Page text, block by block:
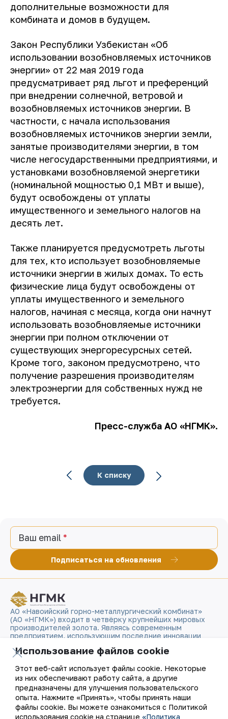
дополнительные возможности для
комбината и домов в будущем.
Закон Республики Узбекистан «Об
использовании возобновляемых источников
энергии» от 22 мая 2019 года
предусматривает ряд льгот и преференций
при внедрении солнечной, ветровой и
возобновляемых источников энергии. В
частности, с начала использования
возобновляемых источников энергии земли,
занятые производителями энергии, в том
числе негосударственными предприятиями, и
установками возобновляемой энергетики
(номинальной мощностью 0,1 МВт и выше),
будут освобождены от уплаты
имущественного и земельного налогов на
десять лет.
Также планируется предусмотреть льготы
для тех, кто использует возобновляемые
источники энергии в жилых домах. То есть
физические лица будут освобождены от
уплаты имущественного и земельного
налогов, начиная с месяца, когда они начнут
использовать возобновляемые источники
энергии при полном отключении от
существующих энергоресурсных сетей.
Кроме того, законом предусмотрено, что
получение разрешения производителям
электроэнергии для собственных нужд не
требуется.
Пресс-служба АО «НГМК».
К списку
Ваш email
Подписаться на обновления
АО «Навоийский горно-металлургический комбинат»
(АО «НГМК») входит в четвёрку крупнейших мировых
производителей золота. Являясь современным
предприятием, использующим последние инновации
производства: от геологоразведки до реализации
готовой продукции. Золотые слитки АО «НГМК»
со знаком пробы «999,9» стали узнаваемым брендом
Узбекистана на мировых биржах цветных металлов.
О компании Контакты
Использование файлов cookie
Этот веб-сайт использует файлы cookie. Некоторые
из них обеспечивают работу сайта, а другие
предназначены для улучшения пользовательского
опыта. Нажмите «Принять», чтобы принять наши
файлы cookie. Вы можете ознакомиться с Политикой
использования cookie на странице «Политика